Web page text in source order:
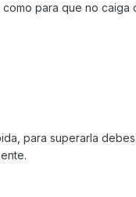
para que no caiga
para superarla